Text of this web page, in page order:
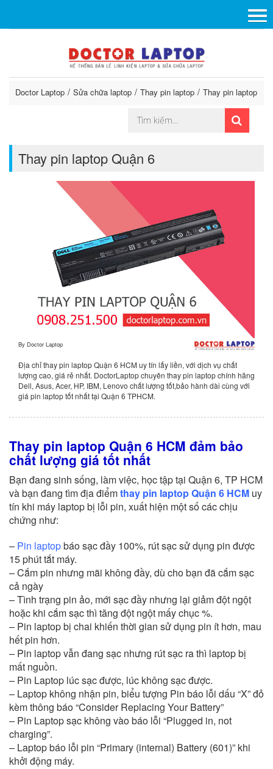
Doctor Laptop Sửa chữa laptop Thay pin laptop Thay pin laptop
Thay pin laptop Quận 6
By Doctor Laptop
Địa chỉ thay pin laptop Quận 6 HCM uy tín lấy liền, với dịch vụ chất
lượng cao, giá rẻ nhất. DoctorLaptop chuyên thay pin laptop chính hãng
Dell, Asus, Acer, HP, IBM, Lenovo chất lượng tốt,bảo hành dài cùng với
giá pin laptop tốt nhất tại Quận 6 TPHCM.
Thay pin laptop Quận 6 HCM đảm bảo
chất lượng giá tốt nhất
Bạn đang sinh sống, làm việc, học tập tại Quận 6, TP HCM
và bạn đang tìm địa điểmthay pin laptop Quận 6 HCM uy
tín khi máy laptop bị lỗi pin, xuất hiện một số các chịu
chứng như:
– Pin laptopbáo sạc đầy 100%, rút sạc sử dụng pin được
15 phút tắt máy.
– Cắm pin nhưng mãi không đầy, dù cho bạn đã cắm sạc
cả ngày
– Tình trạng pin ảo, mới sạc đầy nhưng lại giảm đột ngột
hoặc khi cắm sạc thì tăng đột ngột mấy chục %.
– Pin laptop bị chai khiến thời gian sử dụng pin ít hơn, mau
hết pin hơn.
– Pin laptop vẫn đang sạc nhưng rút sạc ra thì laptop bị
mất nguồn.
– Pin Laptop lúc sạc được, lúc không sạc được.
– Laptop không nhận pin, biểu tượng Pin báo lỗi dấu “X” đỏ
kèm thông báo “Consider Replacing Your Battery”
– Pin Laptop sạc không vào báo lỗi “Plugged in, not
charging”.
– Laptop báo lỗi pin “Primary (internal) Battery (601)” khi
khởi động máy.